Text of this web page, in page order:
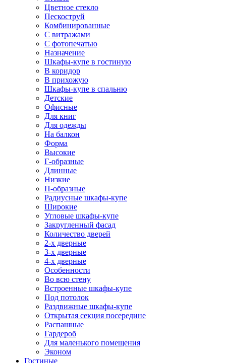
Цветное стекло
Пескоструй
Комбинированные
С витражами
С фотопечатью
Назначение
Шкафы-купе в гостиную
В коридор
В прихожую
Шкафы-купе в спальню
Детские
Офисные
Для книг
Для одежды
На балкон
Форма
Высокие
Г-образные
Длинные
Низкие
П-образные
Радиусные шкафы-купе
Широкие
Угловые шкафы-купе
Закругленный фасад
Количество дверей
2-х дверные
3-х дверные
4-х дверные
Особенности
Во всю стену
Встроенные шкафы-купе
Под потолок
Раздвижные шкафы-купе
Открытая секция посередине
Распашные
Гардероб
Для маленького помещения
Эконом
Гостиные